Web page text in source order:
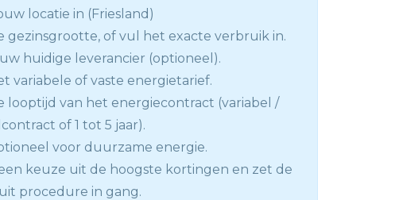
locatie in (Friesland)
gezinsgrootte, of vul het exacte verbruik in.
huidige leverancier (optioneel).
variabele of vaste energietarief.
looptijd van het energiecontract (variabel /
of 1 tot 5 jaar).
voor duurzame energie.
keuze uit de hoogste kortingen en zet de
procedure in gang.